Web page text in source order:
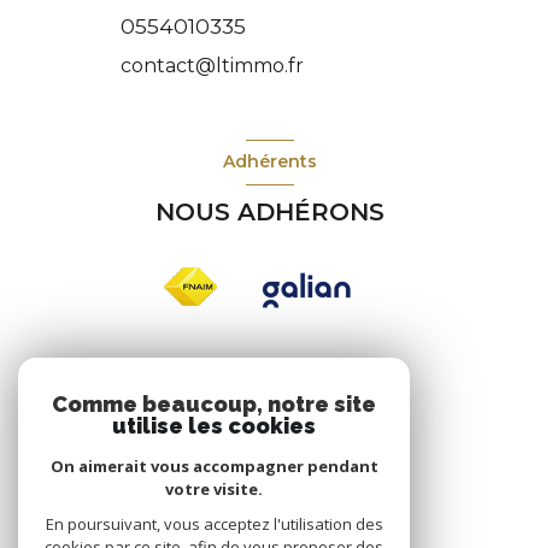
0554010335
contact@ltimmo.fr
Adhérents
NOUS ADHÉRONS
NOUS SUIVRE
Comme beaucoup, notre site
utilise les cookies
On aimerait vous accompagner pendant
votre visite.
En poursuivant, vous acceptez l'utilisation des